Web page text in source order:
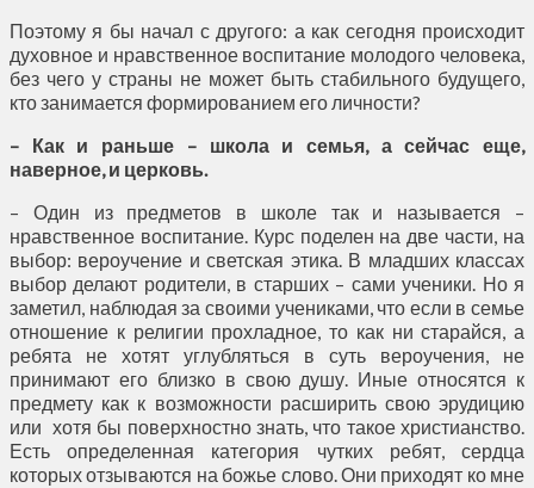
Поэтому я бы начал с другого: а как сегодня происходит
духовное и нравственное воспитание молодого человека,
без чего у страны не может быть стабильного будущего,
кто занимается формированием его личности?
– Как и раньше – школа и семья, а сейчас еще,
наверное, и церковь.
– Один из предметов в школе так и называется –
нравственное воспитание. Курс поделен на две части, на
выбор: вероучение и светская этика. В младших классах
выбор делают родители, в старших – сами ученики. Но я
заметил, наблюдая за своими учениками, что если в семье
отношение к религии прохладное, то как ни старайся, а
ребята не хотят углубляться в суть вероучения, не
принимают его близко в свою душу. Иные относятся к
предмету как к возможности расширить свою эрудицию
или хотя бы поверхностно знать, что такое христианство.
Есть определенная категория чутких ребят, сердца
которых отзываются на божье слово. Они приходят ко мне